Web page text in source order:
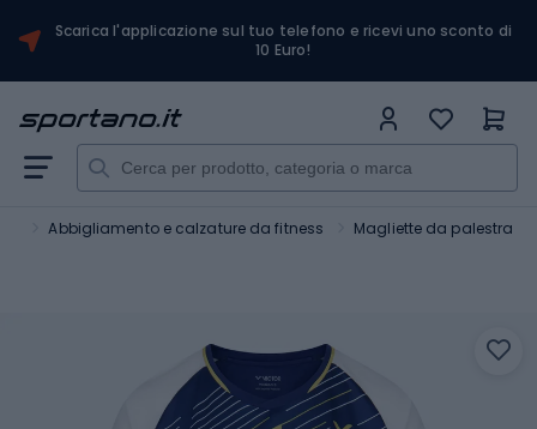
Scarica l'applicazione sul tuo telefono e ricevi uno sconto di
10 Euro!
Abbigliamento e calzature da fitness Magliette da palestra